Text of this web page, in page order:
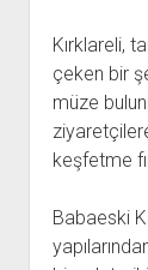
Kırklareli,
çeken bir
müze
keşfetme
Babaeski